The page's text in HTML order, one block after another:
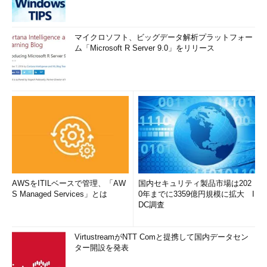
マイクロソフト、ビッグデータ解析プラットフォー
ム「Microsoft R Server 9.0」をリリース
AWSをITILベースで管理、「AW
S Managed Services」とは
国内セキュリティ製品市場は202
0年までに3359億円規模に拡大 I
DC調査
VirtustreamがNTT Comと提携して国内データセン
ター開設を発表